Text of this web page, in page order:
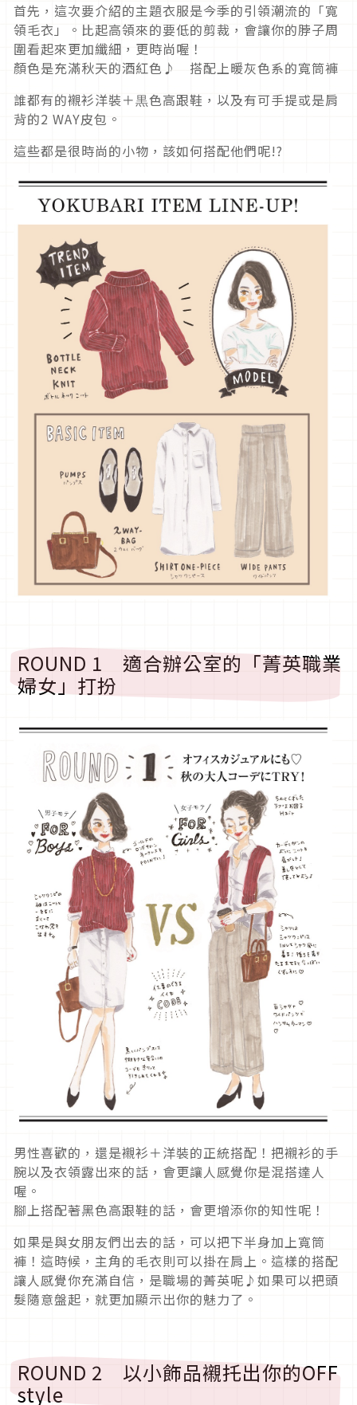
首先，這次要介紹的主題衣服是今季的引領潮流的「寬
領毛衣」。比起高領來的要低的剪裁，會讓你的脖子周
圍看起來更加纖細，更時尚喔！
顏色是充滿秋天的酒紅色♪ 搭配上暖灰色系的寬筒褲
誰都有的襯衫洋裝＋黒色高跟鞋，以及有可手提或是肩
背的2 WAY皮包。
這些都是很時尚的小物，該如何搭配他們呢!?
ROUND 1 適合辦公室的「菁英職業
婦女」打扮
男性喜歡的，還是襯衫＋洋裝的正統搭配！把襯衫的手
腕以及衣領露出來的話，會更讓人感覺你是混搭達人
喔。
腳上搭配著黑色高跟鞋的話，會更增添你的知性呢！
如果是與女朋友們出去的話，可以把下半身加上寬筒
褲！這時候，主角的毛衣則可以掛在肩上。這樣的搭配
讓人感覺你充滿自信，是職場的菁英呢♪如果可以把頭
髮隨意盤起，就更加顯示出你的魅力了。
ROUND 2 以小飾品襯托出你的OFF
style